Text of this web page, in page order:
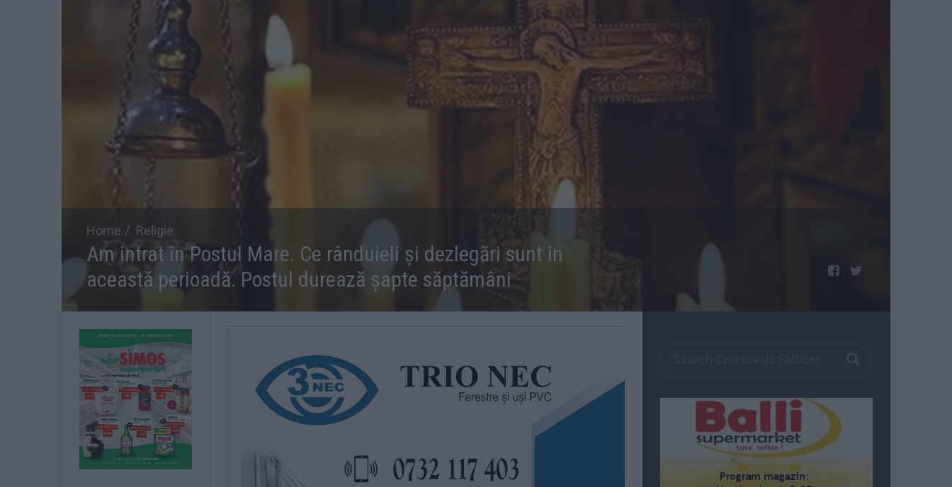
Home Religie
Am intrat în Postul Mare. Ce rânduieli și dezlegări sunt în
această perioadă. Postul durează șapte săptămâni